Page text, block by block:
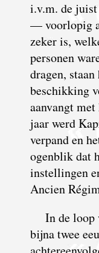
i.v.m. de
— voorlopig
zeker is,
personen
dragen,
beschikking
aanvangt
jaar werd
verpand en
ogenblik dat
instellingen
Ancien
In de loop
bijna twee